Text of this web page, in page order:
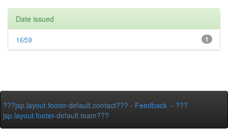
Date issued
1
1659
???jsp.layout.footer-default.contact??? - Feedback - ???
jsp.layout.footer-default.team???